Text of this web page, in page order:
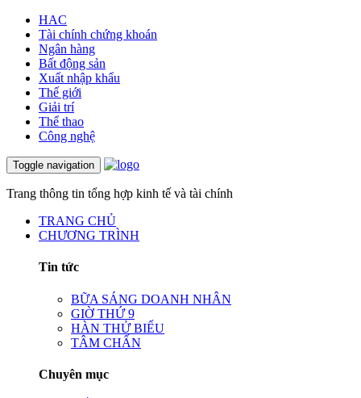
HAC
Tài chính chứng khoán
Ngân hàng
Bất động sản
Xuất nhập khẩu
Thế giới
Giải trí
Thể thao
Công nghệ
Toggle navigation
Trang thông tin tổng hợp kinh tế và tài chính
TRANG CHỦ
CHƯƠNG TRÌNH
Tin tức
BỮA SÁNG DOANH NHÂN
GIỜ THỨ 9
HÀN THỬ BIỂU
TÂM CHẤN
Chuyên mục